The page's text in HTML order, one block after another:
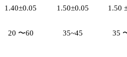
1.40±0.05 1.50±0.05 1.50
20 〜60 35~45 35